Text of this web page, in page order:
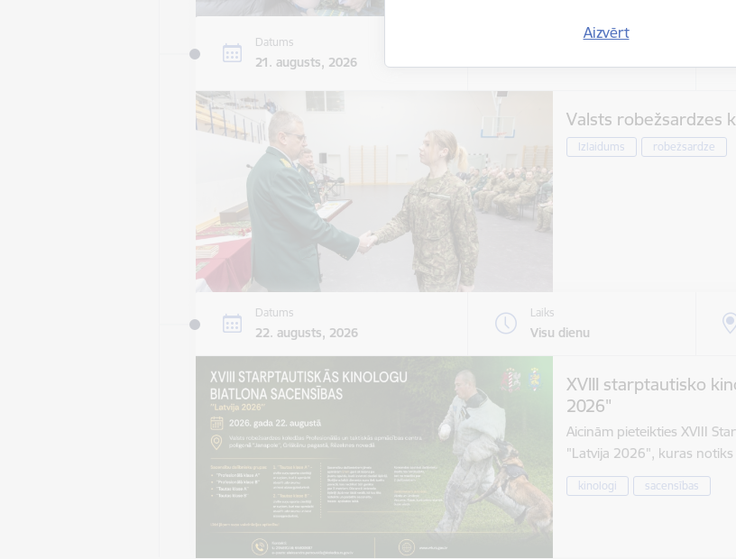
Aizvērt
Datums
21. augusts, 2026
Valsts robežsardzes
Izlaidums robežsardze
Datums
22. augusts, 2026
Laiks
Visu dienu
XVIII starptautisko
2026"
Aicinām pieteikties XVIII
"Latvija 2026", kuras
kinologi sacensības